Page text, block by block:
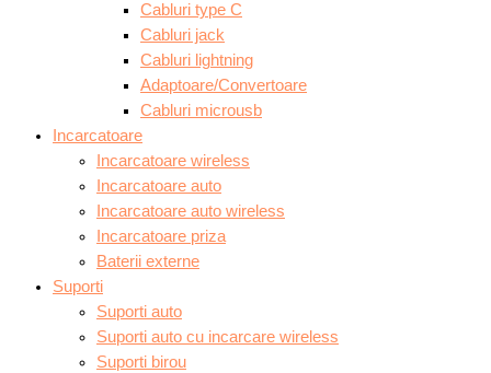
Cabluri type C
Cabluri jack
Cabluri lightning
Adaptoare/Convertoare
Cabluri microusb
Incarcatoare
Incarcatoare wireless
Incarcatoare auto
Incarcatoare auto wireless
Incarcatoare priza
Baterii externe
Suporti
Suporti auto
Suporti auto cu incarcare wireless
Suporti birou